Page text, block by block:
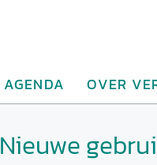
AGENDA OVER
Nieuwe